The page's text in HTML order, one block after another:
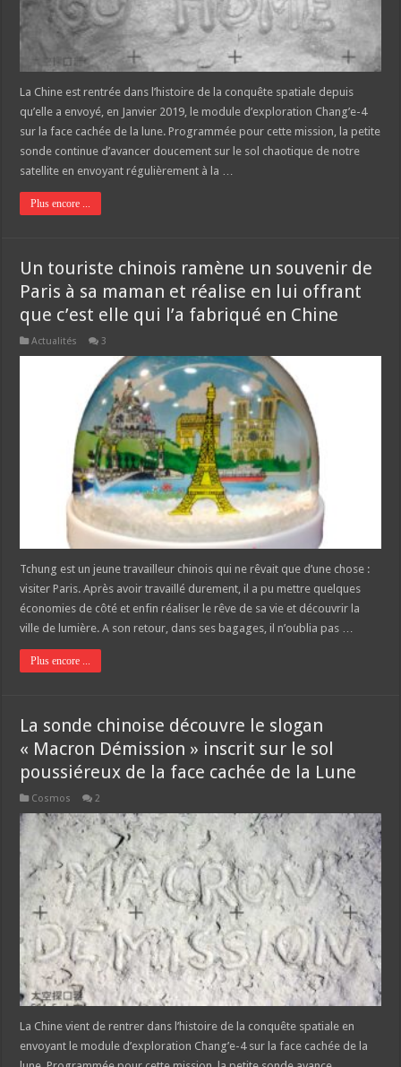
La Chine est rentrée dans l’histoire de la conquête spatiale depuis
qu’elle a envoyé, en Janvier 2019, le module d’exploration Chang’e-4
sur la face cachée de la lune. Programmée pour cette mission, la petite
sonde continue d’avancer doucement sur le sol chaotique de notre
satellite en envoyant régulièrement à la …
Plus encore ...
Un touriste chinois ramène un souvenir de
Paris à sa maman et réalise en lui offrant
que c’est elle qui l’a fabriqué en Chine
Actualités 3
Tchung est un jeune travailleur chinois qui ne rêvait que d’une chose :
visiter Paris. Après avoir travaillé durement, il a pu mettre quelques
économies de côté et enfin réaliser le rêve de sa vie et découvrir la
ville de lumière. A son retour, dans ses bagages, il n’oublia pas …
Plus encore ...
La sonde chinoise découvre le slogan
« Macron Démission » inscrit sur le sol
poussiéreux de la face cachée de la Lune
Cosmos 2
La Chine vient de rentrer dans l’histoire de la conquête spatiale en
envoyant le module d’exploration Chang’e-4 sur la face cachée de la